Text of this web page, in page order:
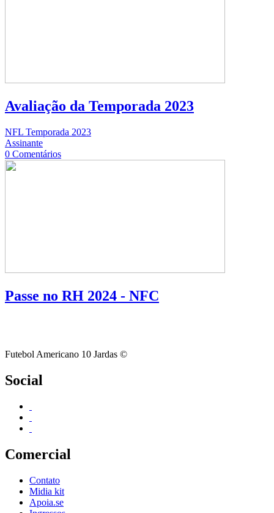
Avaliação da Temporada 2023
NFL Temporada 2023
Assinante
0 Comentários
Passe no RH 2024 - NFC
Futebol Americano 10 Jardas ©
Social
Comercial
Contato
Midia kit
Apoia.se